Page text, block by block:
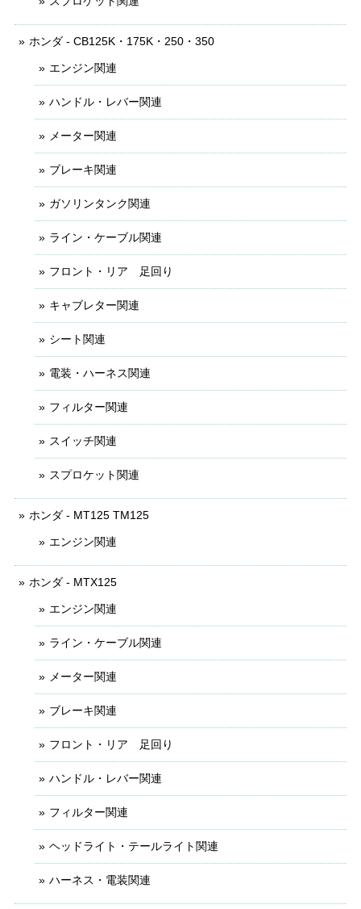
ホンダ - CB125K・175K・250・350
エンジン関連
ハンドル・レバー関連
メーター関連
ブレーキ関連
ガソリンタンク関連
ライン・ケーブル関連
フロント・リア 足回り
キャブレター関連
シート関連
電装・ハーネス関連
フィルター関連
スイッチ関連
スプロケット関連
ホンダ - MT125 TM125
エンジン関連
ホンダ - MTX125
エンジン関連
ライン・ケーブル関連
メーター関連
ブレーキ関連
フロント・リア 足回り
ハンドル・レバー関連
フィルター関連
ヘッドライト・テールライト関連
ハーネス・電装関連